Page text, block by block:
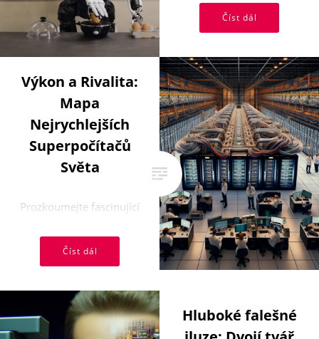
nás Elon Musk a jeho tým
Číst dál
Výkon a Rivalita:
Mapa
Nejrychlejších
Superpočítačů
Světa
Prozkoumejte fascinující
rychlost a technologický
Číst dál
Hluboké falešné